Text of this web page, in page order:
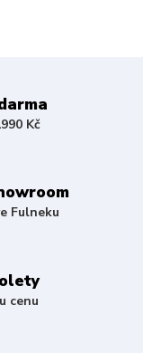
Kč
Fulneku
cenu